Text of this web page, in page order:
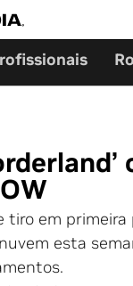
tiro em primeira
esta